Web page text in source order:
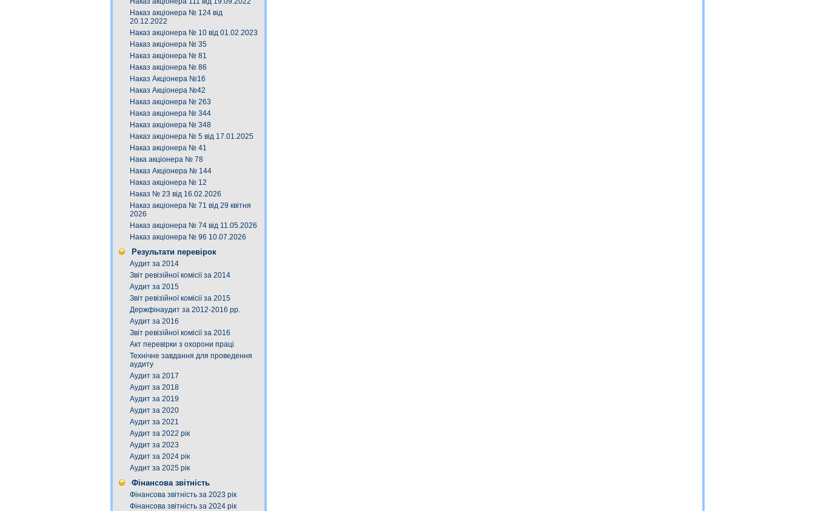
Наказ акціонера № 124 від
20.12.2022
Наказ акціонера № 10 від 01.02.2023
Наказ акціонера № 35
Наказ акціонера № 81
Наказ акціонера № 86
Наказ Акціонера №16
Наказ Акціонера №42
Наказ акціонера № 263
Наказ акціонера № 344
Наказ акціонера № 348
Наказ акціонера № 5 від 17.01.2025
Наказ акціонера № 41
Нака акціонера № 78
Наказ Акціонера № 144
Наказ акціонера № 12
Наказ № 23 від 16.02.2026
Наказ акціонера № 71 від 29 квітня
2026
Наказ акціонера № 74 від 11.05.2026
Наказ акціонера № 96 10.07.2026
Результати перевірок
Аудит за 2014
Звіт ревізійної комісії за 2014
Аудит за 2015
Звіт ревізійної комісії за 2015
Держфінаудит за 2012-2016 рр.
Аудит за 2016
Звіт ревізійної комісії за 2016
Акт перевірки з охорони праці
Технічне завдання для проведення
аудиту
Аудит за 2017
Аудит за 2018
Аудит за 2019
Аудит за 2020
Аудит за 2021
Аудит за 2022 рік
Аудит за 2023
Аудит за 2024 рік
Аудит за 2025 рік
Фінансова звітність
Фінансова звітність за 2023 рік
Фінансова звітність за 2024 рік